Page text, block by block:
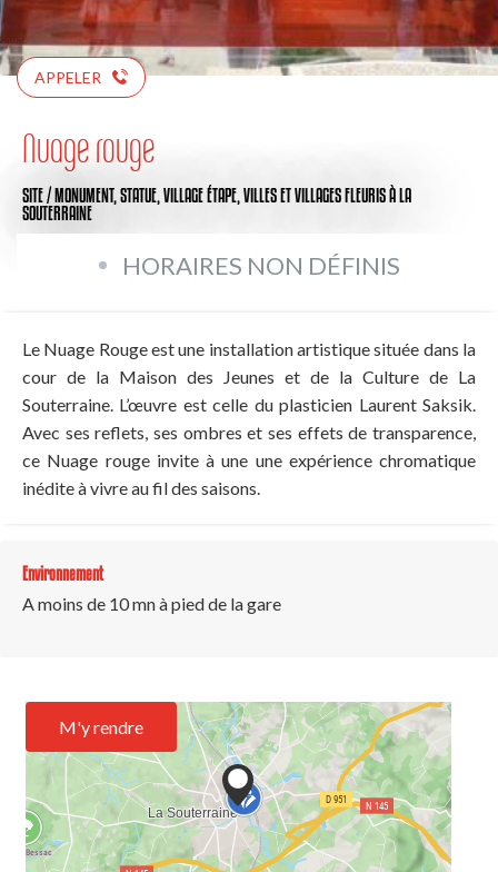
APPELER
Nuage rouge
SITE / MONUMENT, STATUE, VILLAGE ÉTAPE, VILLES ET VILLAGES FLEURISÀ LA
SOUTERRAINE
HORAIRES NON DÉFINIS
Le Nuage Rouge est une installation artistique située dans la
cour de la Maison des Jeunes et de la Culture de La
Souterraine. L’œuvre est celle du plasticien Laurent Saksik.
Avec ses reflets, ses ombres et ses effets de transparence,
ce Nuage rouge invite à une une expérience chromatique
inédite à vivre au fil des saisons.
Environnement
A moins de 10 mn à pied de la gare
M'y rendre